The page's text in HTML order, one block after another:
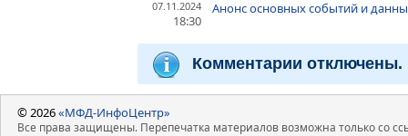
07.11.2024
18:30
Анонс основных событий и
Комментарии отключены.
© 2026«МФД-ИнфоЦентр»
Все права защищены. Перепечатка материалов возможна только со